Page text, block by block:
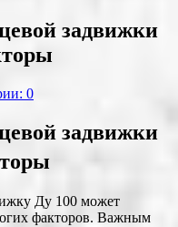
задвижки
0
задвижки
Ду 100 может
факторов. Важным